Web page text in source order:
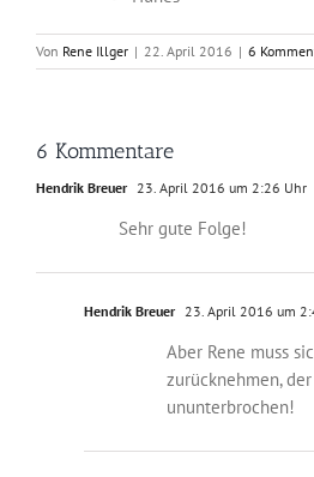
Von Rene Illger | 22. April 2016 | 6
6 Kommentare
Hendrik Breuer 23. April 2016 um 2:26 Uhr
Sehr gute Folge!
Hendrik Breuer 23. April 2016 um
Aber Rene muss
zurücknehmen,
ununterbrochen!